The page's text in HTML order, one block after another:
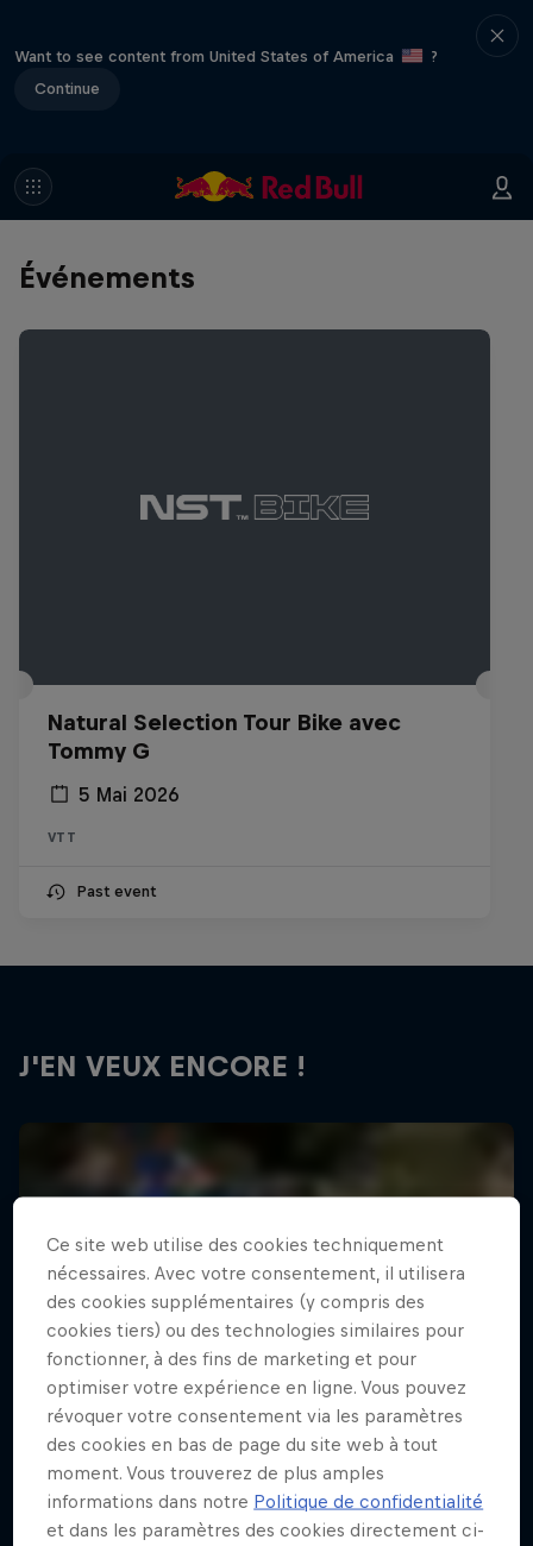
Want to see content from United States of America
?
Continue
Événements
Natural Selection Tour Bike avec
Tommy G
5 Mai 2026
VTT
Past event
J'EN VEUX ENCORE !
Ce site web utilise des cookies techniquement
nécessaires. Avec votre consentement, il utilisera
des cookies supplémentaires (y compris des
cookies tiers) ou des technologies similaires pour
fonctionner, à des fins de marketing et pour
optimiser votre expérience en ligne. Vous pouvez
révoquer votre consentement via les paramètres
des cookies en bas de page du site web à tout
moment. Vous trouverez de plus amples
informations dans notre Politique de confidentialité
et dans les paramètres des cookies directement ci-